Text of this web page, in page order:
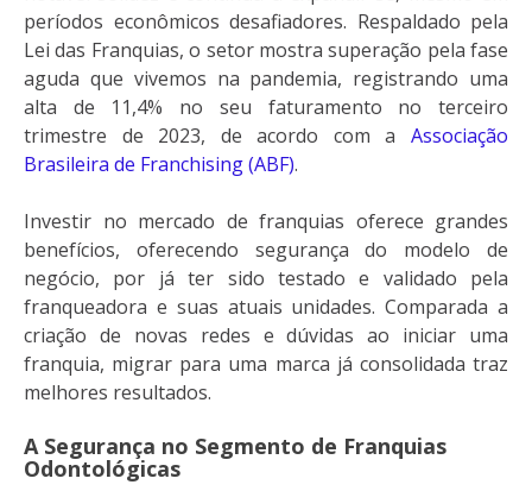
períodos econômicos desafiadores. Respaldado pela
Lei das Franquias, o setor mostra superação pela fase
aguda que vivemos na pandemia, registrando uma
alta de 11,4% no seu faturamento no terceiro
trimestre de 2023, de acordo com a Associação
Brasileira de Franchising (ABF).
Investir no mercado de franquias oferece grandes
benefícios, oferecendo segurança do modelo de
negócio, por já ter sido testado e validado pela
franqueadora e suas atuais unidades. Comparada a
criação de novas redes e dúvidas ao iniciar uma
franquia, migrar para uma marca já consolidada traz
melhores resultados.
A Segurança no Segmento de Franquias
Odontológicas